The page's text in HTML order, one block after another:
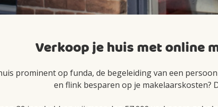
Verkoop je huis met online
prominent op funda, de begeleiding van een
en flink besparen op je makelaarskosten?